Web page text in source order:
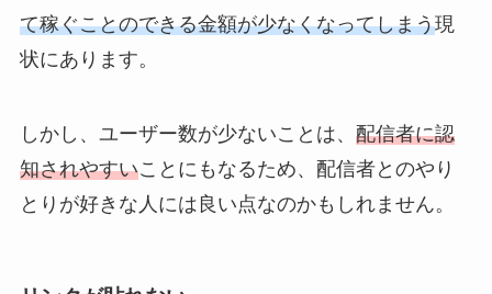
て稼ぐことのできる金額が少なくなってしまう現
状にあります。
しかし、ユーザー数が少ないことは、 配信者に認
知されやすいことにもなるため、配信者とのやり
とりが好きな人には良い点なのかもしれません。